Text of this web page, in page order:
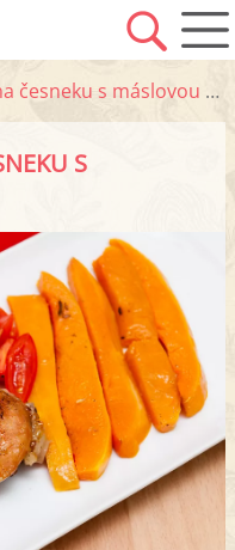
s máslovou dýní
S